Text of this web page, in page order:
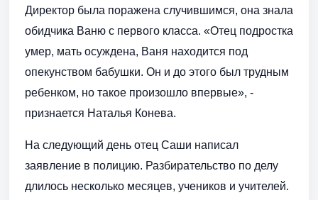
Директор была поражена случившимся, она знала
обидчика Ваню с первого класса. «Отец подростка
умер, мать осуждена, Ваня находится под
опекунством бабушки. Он и до этого был трудным
ребенком, но такое произошло впервые», -
признается Наталья Конева.
На следующий день отец Саши написал
заявление в полицию. Разбирательство по делу
длилось несколько месяцев, учеников и учителей.